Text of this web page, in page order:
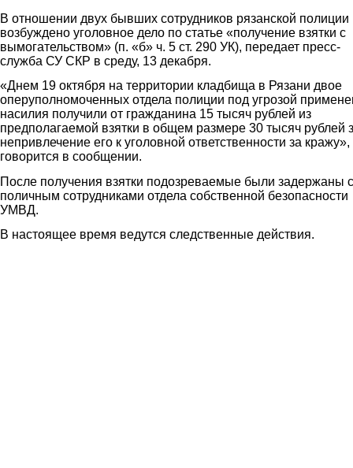
В отношении двух бывших сотрудников рязанской полиции
возбуждено уголовное дело по статье «получение взятки с
вымогательством» (п. «б» ч. 5 ст. 290 УК), передает пресс-
служба СУ СКР в среду, 13 декабря.
«Днем 19 октября на территории кладбища в Рязани двое
оперуполномоченных отдела полиции под угрозой
насилия получили от гражданина 15 тысяч рублей из
предполагаемой взятки в общем размере 30 тысяч рублей
непривлечение его к уголовной ответственности за
говорится в сообщении.
После получения взятки подозреваемые были задержаны с
поличным сотрудниками отдела собственной безопасности
УМВД.
В настоящее время ведутся следственные действия.